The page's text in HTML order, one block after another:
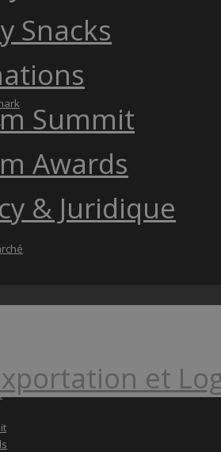
Snacks
Summit
Awards
& Juridique
et